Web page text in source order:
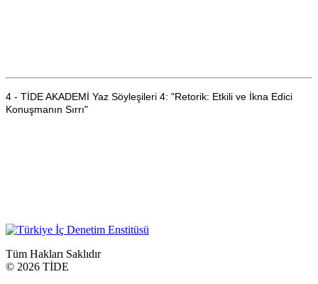
4 - TİDE AKADEMİ Yaz Söyleşileri 4: "Retorik: Etkili ve İkna Edici
Konuşmanın Sırrı"
Tüm Hakları Saklıdır
© 2026 TİDE